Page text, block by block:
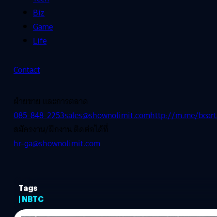
Biz
Game
Life
Contact
ฝ่ายขาย และการตลาด
085-848-2253sales@shownolimit.comhttp://m.me/
สมัครงาน/ฝึกงาน ติดต่อได้ที่
hr-ga@shownolimit.com
Tags
| NBTC